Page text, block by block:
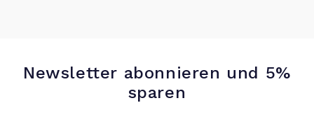
Newsletter abonnieren und 5%
sparen